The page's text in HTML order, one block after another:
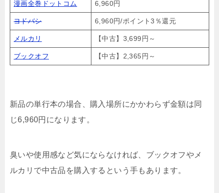
漫画全巻ドットコム 6,960円
ヨドバシ 6,960円/ポイント3％還元
メルカリ 【中古】3,699円～
ブックオフ 【中古】2,365円～
新品の単行本の場合、購入場所にかかわらず金額は同
じ6,960円になります。
臭いや使用感など気にならなければ、ブックオフやメ
ルカリで中古品を購入するという手もあります。